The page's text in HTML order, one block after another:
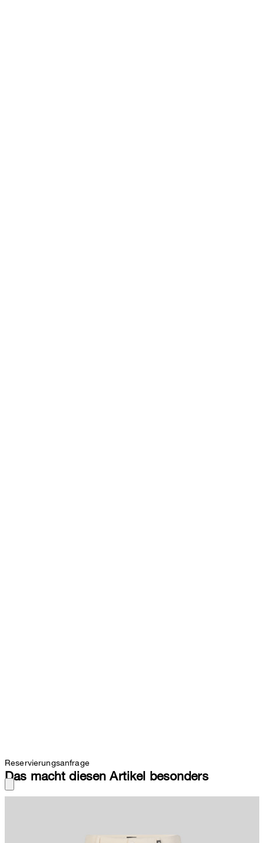
Reservierungsanfrage
Das macht diesen Artikel besonders